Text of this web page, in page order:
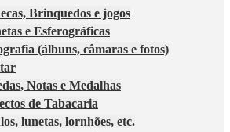
Brinquedos e jogos
e Esferográficas
(álbuns, câmaras e fotos)
Notas e Medalhas
de Tabacaria
lunetas, lornhões, etc.